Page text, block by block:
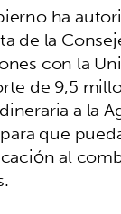
ha
de la
con la
de 9,5
a la
que
al